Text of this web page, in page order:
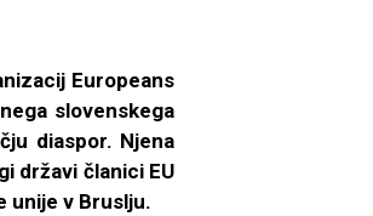
Europeans
slovenskega
diaspor. Njena
državi članici EU
unije v Bruslju.